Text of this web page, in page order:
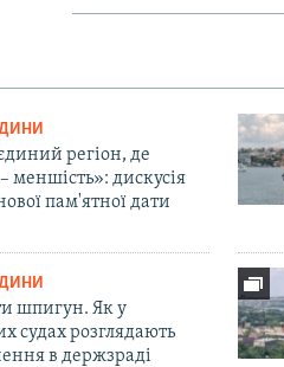
регіон, де
меншість»: дискусія
пам'ятної дати
шпигун. Як у
судах розглядають
в держзраді